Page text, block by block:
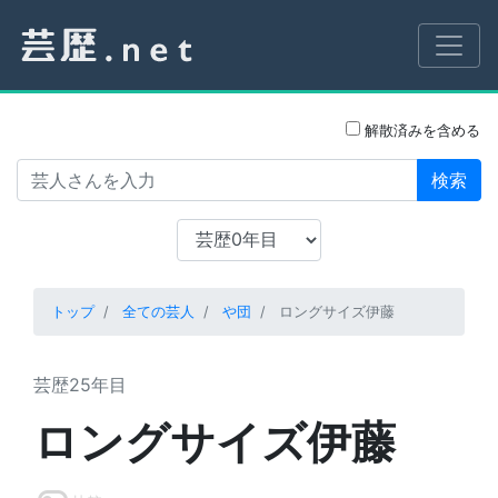
解散済みを含める
検索
トップ 全ての芸人 や団 ロングサイズ伊藤
芸歴25年目
ロングサイズ伊藤